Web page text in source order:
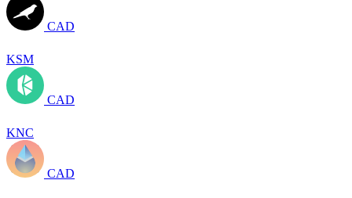
CAD
KSM
CAD
KNC
CAD